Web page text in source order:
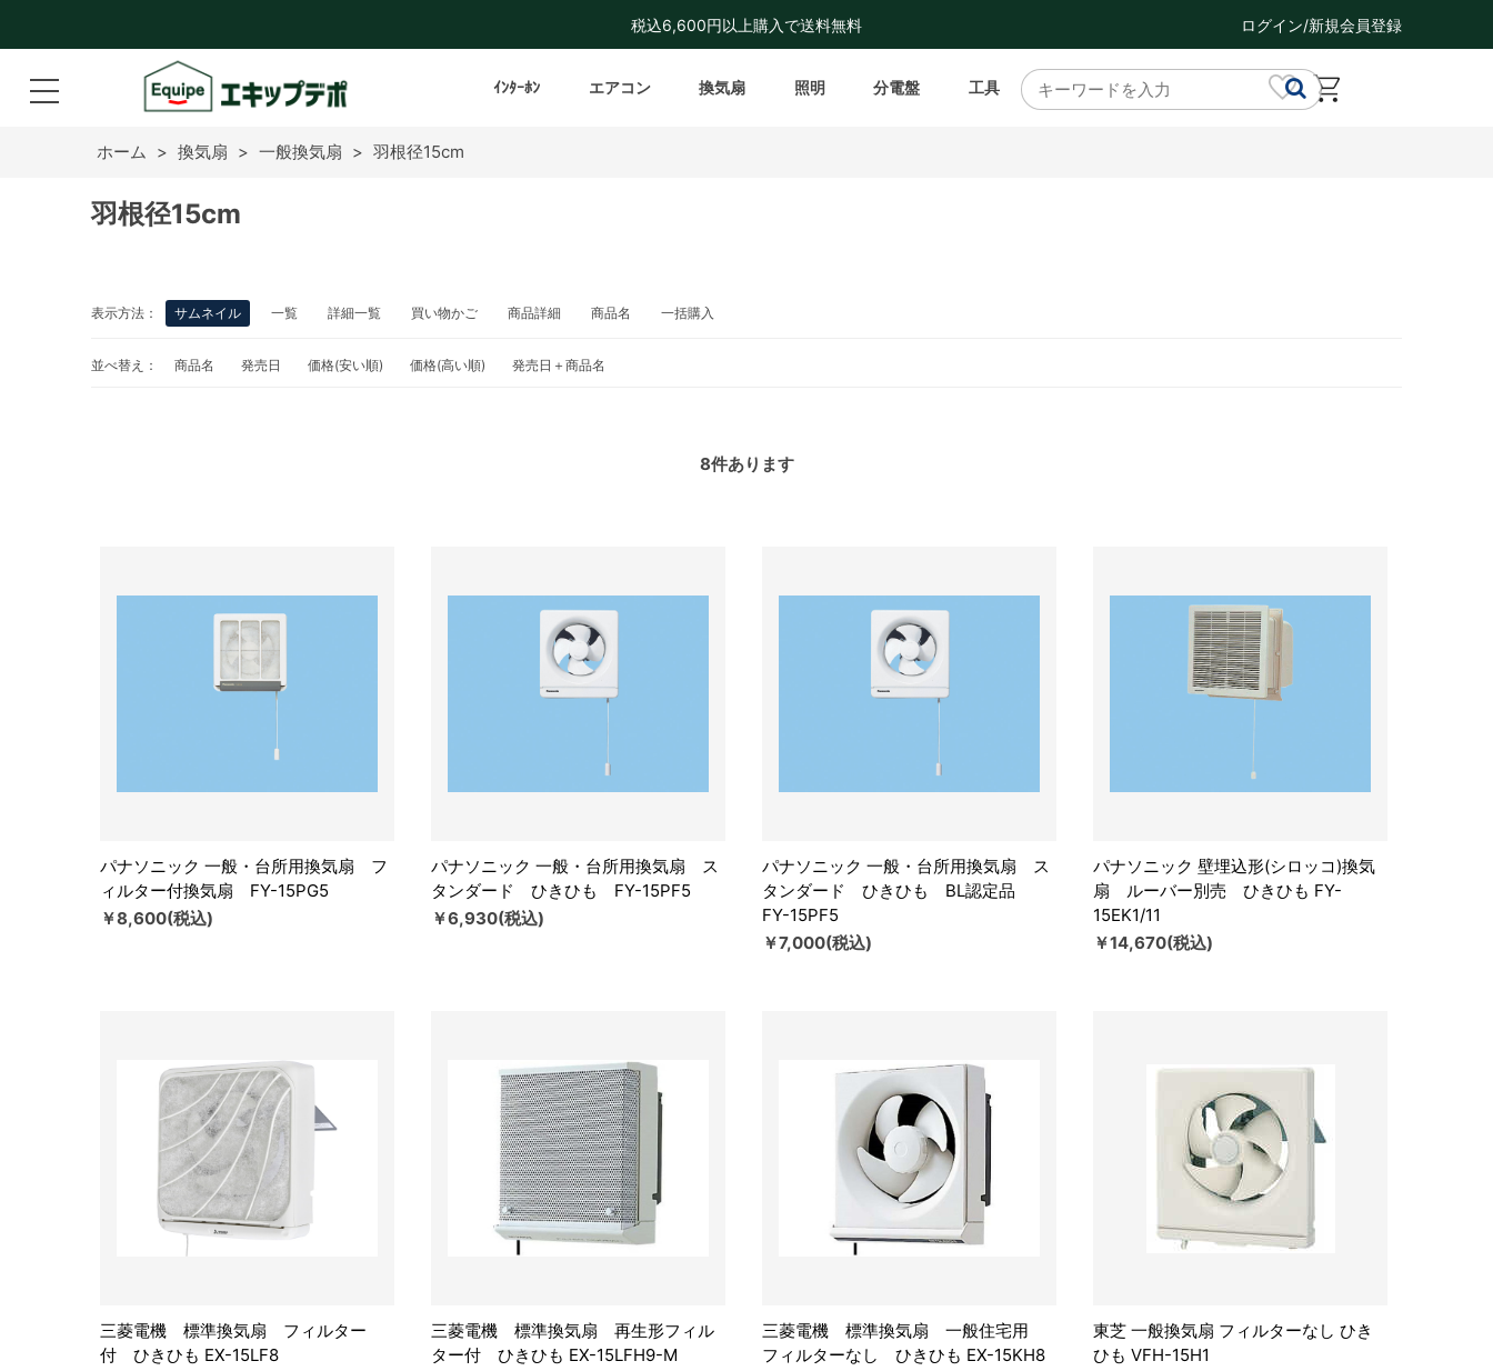
税込6,600円以上購入で送料無料 ログイン/新規会員登録
ｲﾝﾀｰﾎﾝ エアコン 換気扇 照明 分電盤 工具
ホーム > 換気扇 > 一般換気扇 > 羽根径15cm
羽根径15cm
表示方法： サムネイル 一覧 詳細一覧 買い物かご 商品詳細 商品名 一括購入
並べ替え： 商品名 発売日 価格(安い順) 価格(高い順) 発売日＋商品名
8件あります
パナソニック 一般・台所用換気扇 フ
ィルター付換気扇 FY-15PG5
￥8,600(税込)
パナソニック 一般・台所用換気扇 ス
タンダード ひきひも FY-15PF5
￥6,930(税込)
パナソニック 一般・台所用換気扇 ス
タンダード ひきひも BL認定品
FY-15PF5
￥7,000(税込)
パナソニック 壁埋込形(シロッコ)換気
扇 ルーバー別売 ひきひも FY-
15EK1/11
￥14,670(税込)
三菱電機 標準換気扇 フィルター
付 ひきひも EX-15LF8
三菱電機 標準換気扇 再生形フィル
ター付 ひきひも EX-15LFH9-M
三菱電機 標準換気扇 一般住宅用
フィルターなし ひきひも EX-15KH8
東芝 一般換気扇 フィルターなし ひき
ひも VFH-15H1